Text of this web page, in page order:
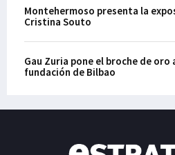
Montehermoso presenta la
Cristina Souto
Gau Zuria pone el broche de oro
fundación de Bilbao